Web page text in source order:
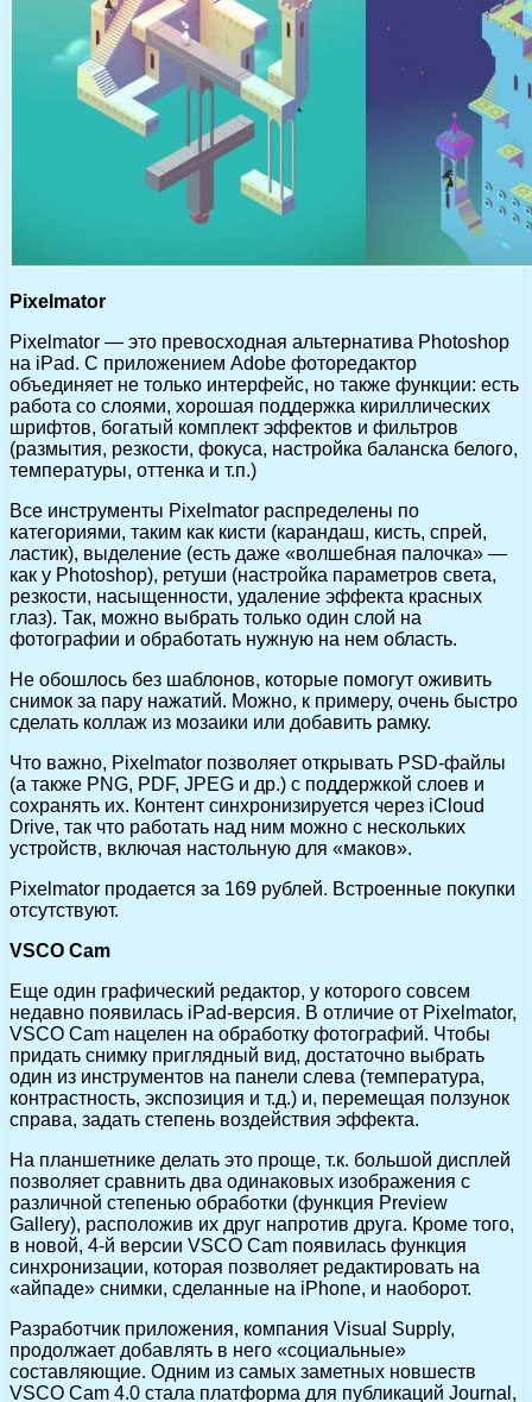
Pixelmator
Pixelmator — это превосходная альтернатива Photoshop
на iPad. С приложением Adobe фоторедактор
объединяет не только интерфейс, но также функции: есть
работа со слоями, хорошая поддержка кириллических
шрифтов, богатый комплект эффектов и фильтров
(размытия, резкости, фокуса, настройка баланска белого,
температуры, оттенка и т.п.)
Все инструменты Pixelmator распределены по
категориями, таким как кисти (карандаш, кисть, спрей,
ластик), выделение (есть даже «волшебная палочка» —
как у Photoshop), ретуши (настройка параметров света,
резкости, насыщенности, удаление эффекта красных
глаз). Так, можно выбрать только один слой на
фотографии и обработать нужную на нем область.
Не обошлось без шаблонов, которые помогут оживить
снимок за пару нажатий. Можно, к примеру, очень быстро
сделать коллаж из мозаики или добавить рамку.
Что важно, Pixelmator позволяет открывать PSD-файлы
(а также PNG, PDF, JPEG и др.) с поддержкой слоев и
сохранять их. Контент синхронизируется через iCloud
Drive, так что работать над ним можно с нескольких
устройств, включая настольную для «маков».
Pixelmator продается за 169 рублей. Встроенные покупки
отсутствуют.
VSCO Cam
Еще один графический редактор, у которого совсем
недавно появилась iPad-версия. В отличие от Pixelmator,
VSCO Cam нацелен на обработку фотографий. Чтобы
придать снимку приглядный вид, достаточно выбрать
один из инструментов на панели слева (температура,
контрастность, экспозиция и т.д.) и, перемещая ползунок
справа, задать степень воздействия эффекта.
На планшетнике делать это проще, т.к. большой дисплей
позволяет сравнить два одинаковых изображения с
различной степенью обработки (функция Preview
Gallery), расположив их друг напротив друга. Кроме того,
в новой, 4-й версии VSCO Cam появилась функция
синхронизации, которая позволяет редактировать на
«айпаде» снимки, сделанные на iPhone, и наоборот.
Разработчик приложения, компания Visual Supply,
продолжает добавлять в него «социальные»
составляющие. Одним из самых заметных новшеств
VSCO Cam 4.0 стала платформа для публикаций Journal,